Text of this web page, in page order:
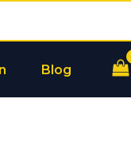
Blog
Shrink
Red
(1cm)